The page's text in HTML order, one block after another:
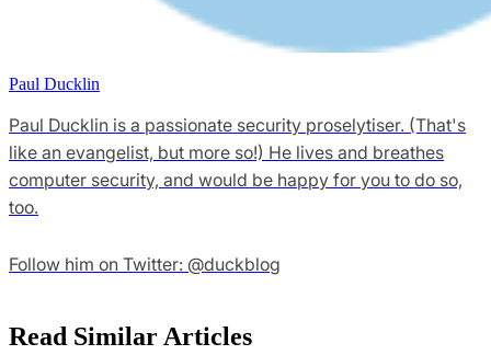
Paul Ducklin
Paul Ducklin is a passionate security proselytiser. (That's
like an evangelist, but more so!) He lives and breathes
computer security, and would be happy for you to do so,
too.
Follow him on Twitter: @duckblog
Read Similar Articles